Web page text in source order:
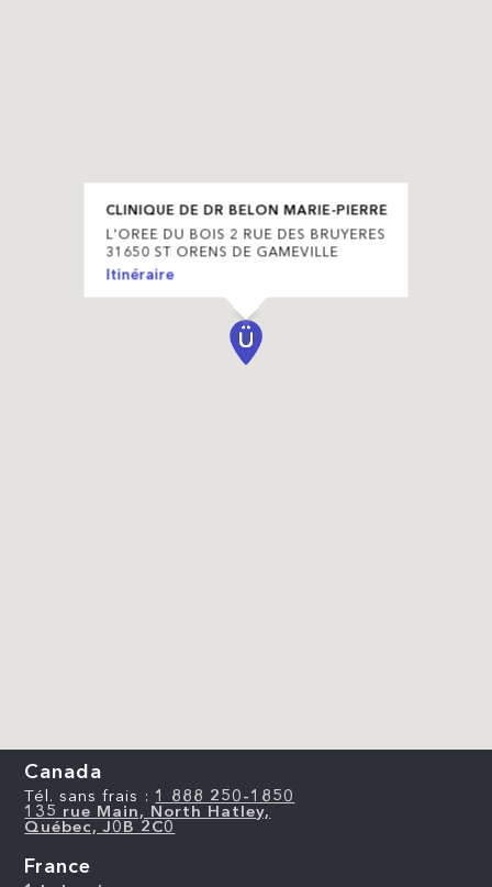
CLINIQUE DE DR BELON MARIE-PIERRE
L'OREE DU BOIS 2 RUE DES BRUYERES
31650 ST ORENS DE GAMEVILLE
Itinéraire
Canada
Tél. sans frais : 1 888 250-1850
135 rue Main, North Hatley,
Québec, J0B 2C0
France